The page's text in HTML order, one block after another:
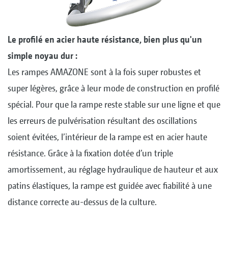
Le profilé en acier haute résistance, bien plus qu'un
simple noyau dur :
Les rampes AMAZONE sont à la fois super robustes et
super légères, grâce à leur mode de construction en profilé
spécial. Pour que la rampe reste stable sur une ligne et que
les erreurs de pulvérisation résultant des oscillations
soient évitées, l’intérieur de la rampe est en acier haute
résistance. Grâce à la fixation dotée d’un triple
amortissement, au réglage hydraulique de hauteur et aux
patins élastiques, la rampe est guidée avec fiabilité à une
distance correcte au-dessus de la culture.